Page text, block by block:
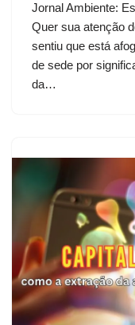
Jornal Ambiente:
Quer sua atenção
sentiu que está
de sede por
da…